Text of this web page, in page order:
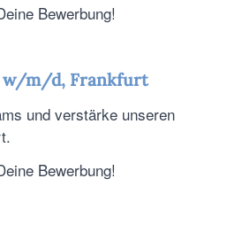
Bewerbung!
w/m/d, Frankfurt
und verstärke unseren
Bewerbung!